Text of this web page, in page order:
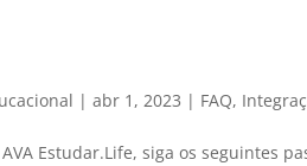
|abr 1, 2023 | FAQ,
Estudar.Life, siga os seguintes